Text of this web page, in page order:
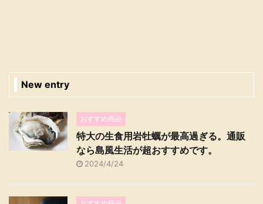
New entry
おすすめ商品
特大の生食用岩牡蠣が最高過ぎる。通販
なら島風生活が超おすすめです。
2024/4/24